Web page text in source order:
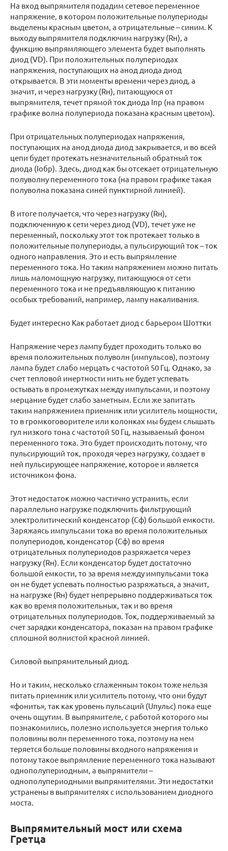
На вход выпрямителя подадим сетевое переменное
напряжение, в котором положительные полупериоды
выделены красным цветом, а отрицательные – синим. К
выходу выпрямителя подключим нагрузку (Rн), а
функцию выпрямляющего элемента будет выполнять
диод (VD). При положительных полупериодах
напряжения, поступающих на анод диода диод
открывается. В эти моменты времени через диод, а
значит, и через нагрузку (Rн), питающуюся от
выпрямителя, течет прямой ток диода Iпр (на правом
графике волна полупериода показана красным цветом).
При отрицательных полупериодах напряжения,
поступающих на анод диода диод закрывается, и во всей
цепи будет протекать незначительный обратный ток
диода (Iобр). Здесь, диод как бы отсекает отрицательную
полуволну переменного тока (на правом графике такая
полуволна показана синей пунктирной линией).
В итоге получается, что через нагрузку (Rн),
подключенную к сети через диод (VD), течет уже не
переменный, поскольку этот ток протекает только в
положительные полупериоды, а пульсирующий ток – ток
одного направления. Это и есть выпрямление
переменного тока. Но таким напряжением можно питать
лишь маломощную нагрузку, питающуюся от сети
переменного тока и не предъявляющую к питанию
особых требований, например, лампу накаливания.
Будет интересно Как работает диод с барьером Шоттки
Напряжение через лампу будет проходить только во
время положительных полуволн (импульсов), поэтому
лампа будет слабо мерцать с частотой 50 Гц. Однако, за
счет тепловой инертности нить не будет успевать
остывать в промежутках между импульсами, и поэтому
мерцание будет слабо заметным. Если же запитать
таким напряжением приемник или усилитель мощности,
то в громкоговорителе или колонках мы будем слышать
гул низкого тона с частотой 50 Гц, называемый фоном
переменного тока. Это будет происходить потому, что
пульсирующий ток, проходя через нагрузку, создает в
ней пульсирующее напряжение, которое и является
источником фона.
Этот недостаток можно частично устранить, если
параллельно нагрузке подключить фильтрующий
электролитический конденсатор (Cф) большой емкости.
Заряжаясь импульсами тока во время положительных
полупериодов, конденсатор (Cф) во время
отрицательных полупериодов разряжается через
нагрузку (Rн). Если конденсатор будет достаточно
большой емкости, то за время между импульсами тока
он не будет успевать полностью разряжаться, а значит,
на нагрузке (Rн) будет непрерывно поддерживаться ток
как во время положительных, так и во время
отрицательных полупериодов. Ток, поддерживаемый за
счет зарядки конденсатора, показан на правом графике
сплошной волнистой красной линией.
Силовой выпрямительный диод.
Но и таким, несколько сглаженным током тоже нельзя
питать приемник или усилитель потому, что они будут
«фонить», так как уровень пульсаций (Uпульс) пока еще
очень ощутим. В выпрямителе, с работой которого мы
познакомились, полезно используется энергия только
половины волн переменного тока, поэтому на нем
теряется больше половины входного напряжения и
потому такое выпрямление переменного тока называют
однополупериодным, а выпрямители –
однополупериодными выпрямителями. Эти недостатки
устранены в выпрямителях с использованием диодного
моста.
Выпрямительный мост или схема
Гретца